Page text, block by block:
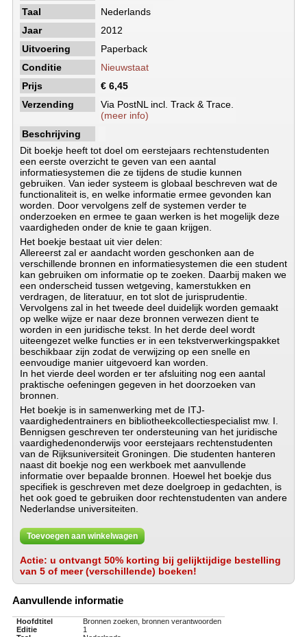
Taal
Nederlands
Jaar
2012
Uitvoering
Paperback
Conditie
Nieuwstaat
Prijs
€ 6,45
Verzending
Via PostNL incl. Track & Trace.
(meer info)
Beschrijving
Dit boekje heeft tot doel om eerstejaars rechtenstudenten
een eerste overzicht te geven van een aantal
informatiesystemen die ze tijdens de studie kunnen
gebruiken. Van ieder systeem is globaal beschreven wat de
functionaliteit is, en welke informatie ermee gevonden kan
worden. Door vervolgens zelf de systemen verder te
onderzoeken en ermee te gaan werken is het mogelijk deze
vaardigheden onder de knie te gaan krijgen.
Het boekje bestaat uit vier delen:
Allereerst zal er aandacht worden geschonken aan de
verschillende bronnen en informatiesystemen die een student
kan gebruiken om informatie op te zoeken. Daarbij maken we
een onderscheid tussen wetgeving, kamerstukken en
verdragen, de literatuur, en tot slot de jurisprudentie.
Vervolgens zal in het tweede deel duidelijk worden gemaakt
op welke wijze er naar deze bronnen verwezen dient te
worden in een juridische tekst. In het derde deel wordt
uiteengezet welke functies er in een tekstverwerkingspakket
beschikbaar zijn zodat de verwijzing op een snelle en
eenvoudige manier uitgevoerd kan worden.
In het vierde deel worden er ter afsluiting nog een aantal
praktische oefeningen gegeven in het doorzoeken van
bronnen.
Het boekje is in samenwerking met de ITJ-
vaardighedentrainers en bibliotheekcollectiespecialist mw. I.
Bennigsen geschreven ter ondersteuning van het juridische
vaardighedenonderwijs voor eerstejaars rechtenstudenten
van de Rijksuniversiteit Groningen. Die studenten hanteren
naast dit boekje nog een werkboek met aanvullende
informatie over bepaalde bronnen. Hoewel het boekje dus
specifiek is geschreven met deze doelgroep in gedachten, is
het ook goed te gebruiken door rechtenstudenten van andere
Nederlandse universiteiten.
Toevoegen aan winkelwagen
Actie: u ontvangt 50% korting bij gelijktijdige bestelling
van 5 of meer (verschillende) boeken!
Aanvullende informatie
Hoofdtitel
Bronnen zoeken, bronnen verantwoorden
Editie
1